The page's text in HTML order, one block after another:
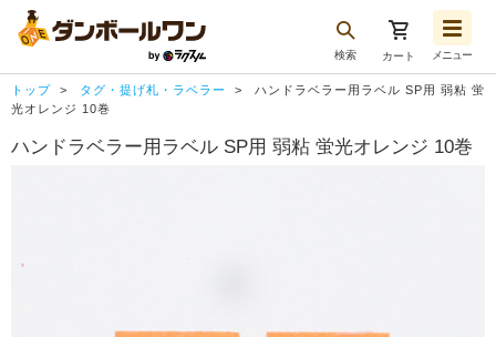
検索 カート メニュー
再注文
トップ タグ・提げ札・ラベラー
ハンドラベラー用ラベル SP用 弱粘 蛍
光オレンジ 10巻
ハンドラベラー用ラベル SP用 弱粘 蛍光オレンジ 10巻